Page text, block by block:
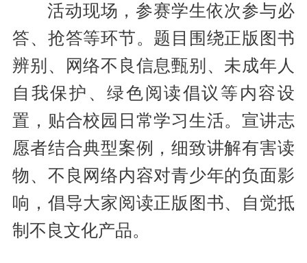
活动现场，参赛学生依次参与必
答、抢答等环节。题目围绕正版图书
辨别、网络不良信息甄别、未成年人
自我保护、绿色阅读倡议等内容设
置，贴合校园日常学习生活。宣讲志
愿者结合典型案例，细致讲解有害读
物、不良网络内容对青少年的负面影
响，倡导大家阅读正版图书、自觉抵
制不良文化产品。